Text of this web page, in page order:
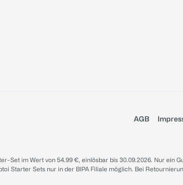
AGB
Set im Wert von 54.99 €, einlösbar bis 30.09.2026. Nur ein
Starter Sets nur in der BIPA Filiale möglich. Bei